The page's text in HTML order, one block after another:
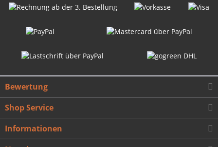
Bewertung
Shop Service
Informationen